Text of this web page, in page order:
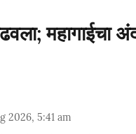
महागाईचा
2026, 5:41 am